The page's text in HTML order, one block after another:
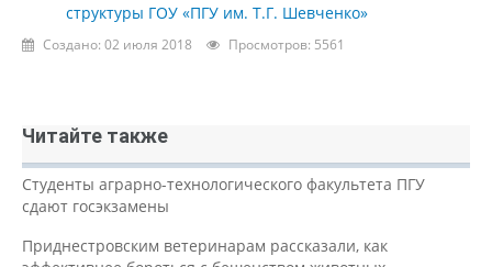
структуры ГОУ «ПГУ им. Т.Г. Шевченко»
Создано: 02 июля 2018 Просмотров: 5561
Читайте также
Студенты аграрно-технологического факультета ПГУ
сдают госэкзамены
Приднестровским ветеринарам рассказали, как